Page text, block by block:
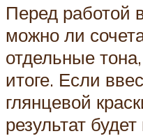
Перед работой
можно ли
отдельные
итоге. Если
глянцевой
результат